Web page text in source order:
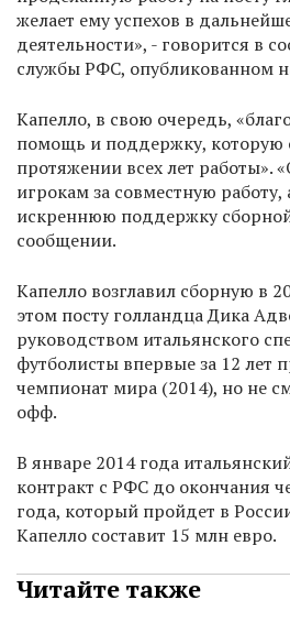
желает ему успехов в
деятельности», - говорится в
службы РФС, опубликованном
Капелло, в свою очередь,
помощь и поддержку, которую
протяжении всех лет работы».
игрокам за совместную
искреннюю поддержку
сообщении.
Капелло возглавил сборную в
этом посту голландца Дика
руководством итальянского
футболисты впервые за 12 лет
чемпионат мира (2014), но не
офф.
В январе 2014 года
контракт с РФС до окончания
года, который пройдет в
Капелло составит 15 млн евро.
Читайте также